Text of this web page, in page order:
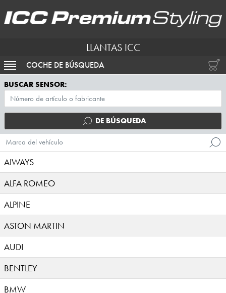
LLANTAS ICC
ACTIVAR NAVEGACIÓN
COCHE DE BÚSQUEDA
BUSCAR SENSOR:
DE BÚSQUEDA
Marca del vehículo
AIWAYS
ALFA ROMEO
ALPINE
ASTON MARTIN
AUDI
BENTLEY
BMW